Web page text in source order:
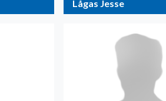
Lågas Jesse